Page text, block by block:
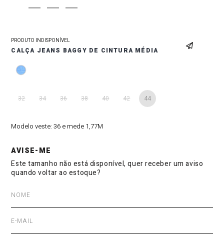
PRODUTO INDISPONÍVEL
CALÇA JEANS BAGGY DE CINTURA MÉDIA
32 34 36 38 40 42 44
Modelo veste:36 e mede 1,77M